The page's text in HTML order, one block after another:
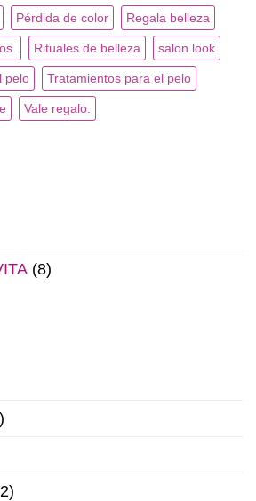
Pérdida de color Regala belleza
Rituales de belleza salon look
pelo Tratamientos para el pelo
Vale regalo.
(8)